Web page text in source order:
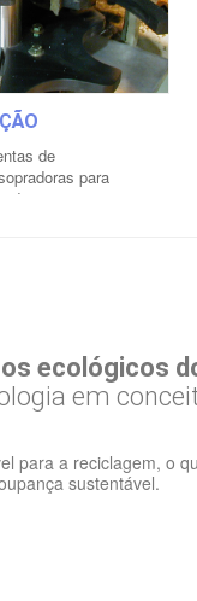
de
para
de outros
ecológicos
em
para a reciclagem, o
sustentável.